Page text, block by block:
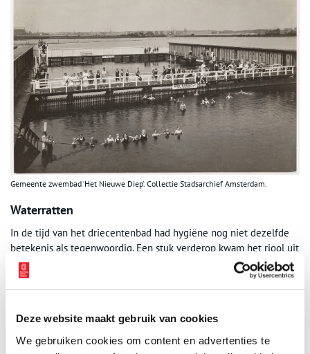
Deze website maakt gebruik van cookies
We gebruiken cookies om content en advertenties te
Gemeente zwembad ‘Het Nieuwe Diep’. Collectie Stadsarchief Amsterdam.
Waterratten
In de tijd van het driecentenbad had hygiëne nog niet dezelfde
betekenis als tegenwoordig. Een stuk verderop kwam het riool uit
op het kanaal. De zwemmers zagen wel eens een drol voorbij
drijven. Ook ratten werden regelmatig door bezoekers
gesignaleerd in het zwembad. In de loop der tijd werden de
watervervuiling werd het zwembad halverwege de twintigste
eeuw gesloten.